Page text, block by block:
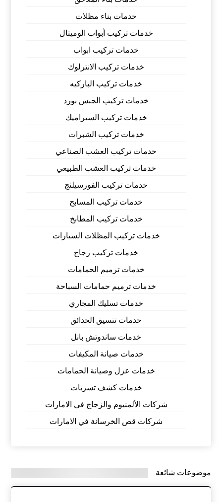
خدمات بناء مظلات
خدمات تركيب أبواب الوميتال
خدمات تركيب ابواب
خدمات تركيب الانترلوك
خدمات تركيب الباركيه
خدمات تركيب الجبس بورد
خدمات تركيب السيراميك
خدمات تركيب الشبرات
خدمات تركيب العشب الصناعي
خدمات تركيب العشب الطبيعي
خدمات تركيب الفورسيلنج
خدمات تركيب المسابح
خدمات تركيب المطابخ
خدمات تركيب المظلات السيارات
خدمات تركيب زجاج
خدمات ترميم الحمامات
خدمات ترميم حمامات السباحة
خدمات تسليك المجاري
خدمات تنسيق الحدائق
خدمات ساندوتش بانل
خدمات صيانة المكيفات
خدمات عزل وصيانة الحمامات
خدمات كشف تسربات
شركات الألمنيوم والزجاج في الامارات
شركات قص الخرسانة في الامارات
موضوعات شائعة